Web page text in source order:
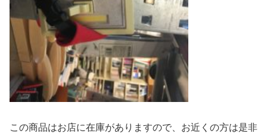
この商品はお店に在庫がありますので、お近くの方は是非